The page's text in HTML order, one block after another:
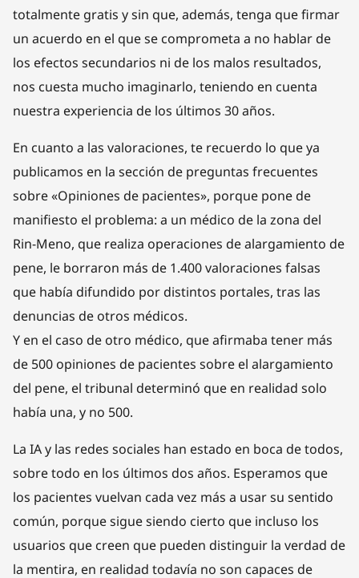
totalmente gratis y sin que, además, tenga que firmar
un acuerdo en el que se comprometa a no hablar de
los efectos secundarios ni de los malos resultados,
nos cuesta mucho imaginarlo, teniendo en cuenta
nuestra experiencia de los últimos 30 años.
En cuanto a las valoraciones, te recuerdo lo que ya
publicamos en la sección de preguntas frecuentes
sobre «Opiniones de pacientes», porque pone de
manifiesto el problema: a un médico de la zona del
Rin-Meno, que realiza operaciones de alargamiento de
pene, le borraron más de 1.400 valoraciones falsas
que había difundido por distintos portales, tras las
denuncias de otros médicos.
Y en el caso de otro médico, que afirmaba tener más
de 500 opiniones de pacientes sobre el alargamiento
del pene, el tribunal determinó que en realidad solo
había una, y no 500.
La IA y las redes sociales han estado en boca de todos,
sobre todo en los últimos dos años. Esperamos que
los pacientes vuelvan cada vez más a usar su sentido
común, porque sigue siendo cierto que incluso los
usuarios que creen que pueden distinguir la verdad de
la mentira, en realidad todavía no son capaces de